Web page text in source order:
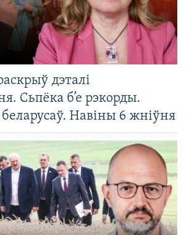
дэталі
Сьпёка б’е рэкорды.
Навіны 6 жніўня